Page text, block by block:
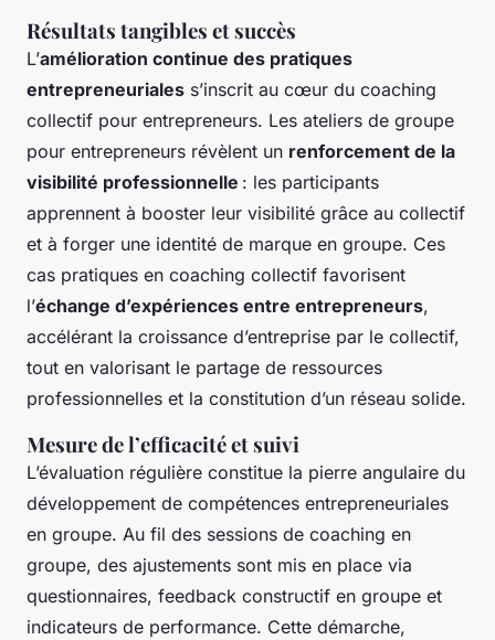
Résultats tangibles et succès
L’amélioration continue des pratiques
entrepreneuriales s’inscrit au cœur du coaching
collectif pour entrepreneurs. Les ateliers de groupe
pour entrepreneurs révèlent un renforcement de la
visibilité professionnelle : les participants
apprennent à booster leur visibilité grâce au collectif
et à forger une identité de marque en groupe. Ces
cas pratiques en coaching collectif favorisent
l’échange d’expériences entre entrepreneurs,
accélérant la croissance d’entreprise par le collectif,
tout en valorisant le partage de ressources
professionnelles et la constitution d’un réseau solide.
Mesure de l’efficacité et suivi
L’évaluation régulière constitue la pierre angulaire du
développement de compétences entrepreneuriales
en groupe. Au fil des sessions de coaching en
groupe, des ajustements sont mis en place via
questionnaires, feedback constructif en groupe et
indicateurs de performance. Cette démarche,